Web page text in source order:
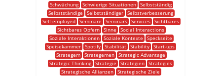
Schwächung
Schwierige Situationen
Selbstständig
Selbstständige
Selbstständiger
Selbstverbesserung
Self-employed
Seminare Seminars Services
Sichtbares
Sichtbares Opfern
Sinne
Social Interactions
Soziale Interaktionen
Soziale Kontexte
Speckseite
Speisekammer Spotify Stabilität Stability Start-ups
Strategem
Strategemen
Strategic Advantage
Strategic Thinking
Strategie Strategien
Strategies
Strategische Allianzen Strategische Ziele